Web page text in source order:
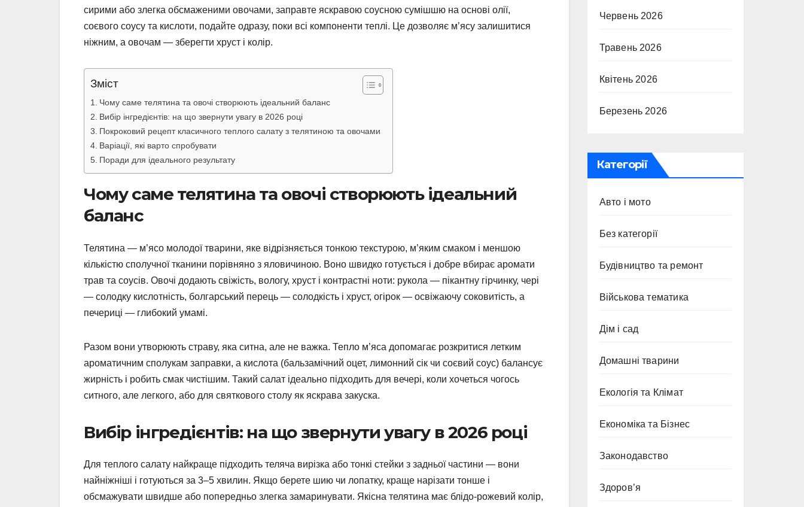
сирими або злегка обсмаженими овочами, заправте яскравою соусною сумішшю на основі олії,
соєвого соусу та кислоти, подайте одразу, поки всі компоненти теплі. Це дозволяє м’ясу залишитися
ніжним, а овочам — зберегти хруст і колір.
Зміст
Чому саме телятина та овочі створюють ідеальний баланс
Вибір інгредієнтів: на що звернути увагу в 2026 році
Покроковий рецепт класичного теплого салату з телятиною та овочами
Варіації, які варто спробувати
Поради для ідеального результату
Чому саме телятина та овочі створюють ідеальний
баланс
Телятина — м’ясо молодої тварини, яке відрізняється тонкою текстурою, м’яким смаком і меншою
кількістю сполучної тканини порівняно з яловичиною. Воно швидко готується і добре вбирає аромати
трав та соусів. Овочі додають свіжість, вологу, хруст і контрастні ноти: рукола — пікантну гірчинку, чері
— солодку кислотність, болгарський перець — солодкість і хруст, огірок — освіжаючу соковитість, а
печериці — глибокий умамі.
Разом вони утворюють страву, яка ситна, але не важка. Тепло м’яса допомагає розкритися летким
ароматичним сполукам заправки, а кислота (бальзамічний оцет, лимонний сік чи соєвий соус) балансує
жирність і робить смак чистішим. Такий салат ідеально підходить для вечері, коли хочеться чогось
ситного, але легкого, або для святкового столу як яскрава закуска.
Вибір інгредієнтів: на що звернути увагу в 2026 році
Для теплого салату найкраще підходить теляча вирізка або тонкі стейки з задньої частини — вони
найніжніші і готуються за 3–5 хвилин. Якщо берете шию чи лопатку, краще нарізати тонше і
обсмажувати швидше або попередньо злегка замаринувати. Якісна телятина має блідо-рожевий колір,
Червень 2026
Травень 2026
Квітень 2026
Березень 2026
Категорії
Авто і мото
Без категорії
Будівництво та ремонт
Військова тематика
Дім і сад
Домашні тварини
Екологія та Клімат
Економіка та Бізнес
Законодавство
Здоров’я